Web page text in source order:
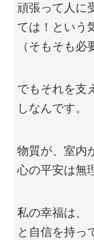
頑張って人に
ては！という
（そもそも必
でもそれを支
しなんです。
物質が、室内
心の平安は無
私の幸福は、
と自信を持っ